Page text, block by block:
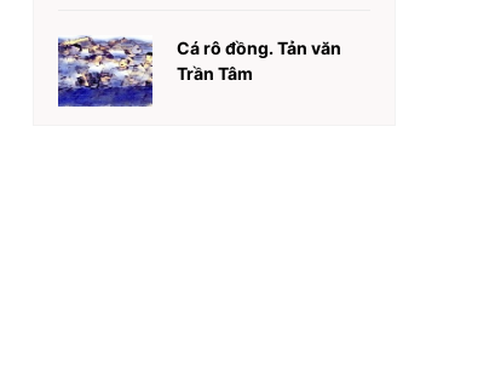
Cá rô đồng. Tản văn
Trần Tâm